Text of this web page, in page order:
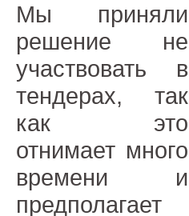
Мы приняли
решение не
участвовать в
тендерах, так
как это
отнимает много
времени и
предполагает